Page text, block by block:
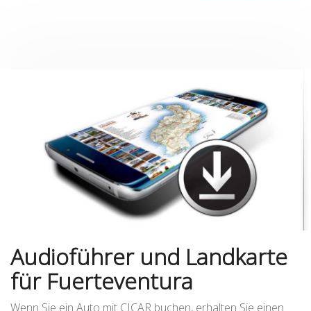
Audioführer und Landkarte
für Fuerteventura
Wenn Sie ein Auto mit CICAR buchen, erhalten Sie einen